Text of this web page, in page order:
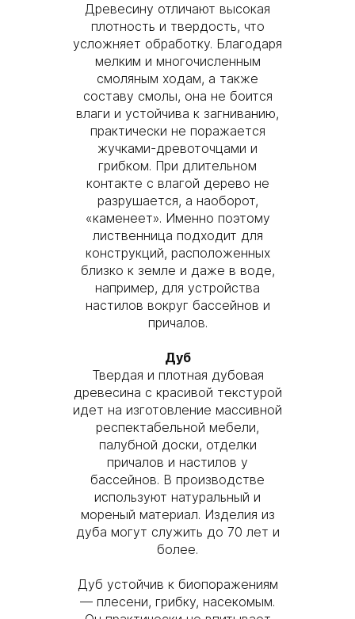
Древесину отличают высокая
плотность и твердость, что
усложняет обработку. Благодаря
мелким и многочисленным
смоляным ходам, а также
составу смолы, она не боится
влаги и устойчива к загниванию,
практически не поражается
жучками-древоточцами и
грибком. При длительном
контакте с влагой дерево не
разрушается, а наоборот,
«каменеет». Именно поэтому
лиственница подходит для
конструкций, расположенных
близко к земле и даже в воде,
например, для устройства
настилов вокруг бассейнов и
причалов.
Дуб
Твердая и плотная дубовая
древесина с красивой текстурой
идет на изготовление массивной
респектабельной мебели,
палубной доски, отделки
причалов и настилов у
бассейнов. В производстве
используют натуральный и
мореный материал. Изделия из
дуба могут служить до 70 лет и
более.
Дуб устойчив к биопоражениям
— плесени, грибку, насекомым.